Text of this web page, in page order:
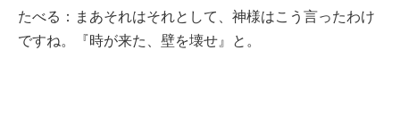
たべる：まあそれはそれとして、神様はこう言ったわけ
ですね。『時が来た、壁を壊せ』と。